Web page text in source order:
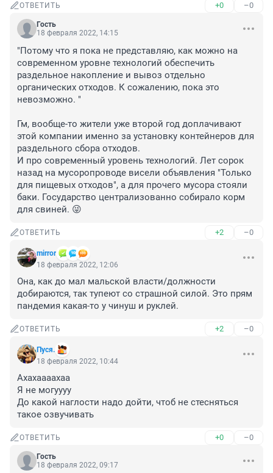
ОТВЕТИТЬ +0 –0
Гость
18 февраля 2022, 14:15
"Потому что я пока не представляю, как можно на
современном уровне технологий обеспечить
раздельное накопление и вывоз отдельно
органических отходов. К сожалению, пока это
невозможно. "
Гм, вообще-то жители уже второй год доплачивают
этой компании именно за установку контейнеров для
раздельного сбора отходов.
И про современный уровень технологий. Лет сорок
назад на мусоропроводе висели объявления "Только
для пищевых отходов", а для прочего мусора стояли
баки. Государство централизованно собирало корм
для свиней. 😜
ОТВЕТИТЬ +2 –0
mirror
18 февраля 2022, 12:06
Она, как до мал мальской власти/должности
добираются, так тупеют со страшной силой. Это прям
пандемия какая-то у чинуш и руклей.
ОТВЕТИТЬ +2 –0
Пуся.
18 февраля 2022, 10:44
Ахахаааахаа
Я не могуууу
До какой наглости надо дойти, чтоб не стесняться
такое озвучивать
ОТВЕТИТЬ +0 –0
Гость
18 февраля 2022, 09:17